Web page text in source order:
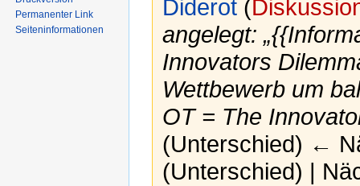
Diderot (
angelegt:
Innovators
Wettbewerb um
OT = The
(Unterschied) ←
(Unterschied) |
Permanenter Link
Seiten­informationen